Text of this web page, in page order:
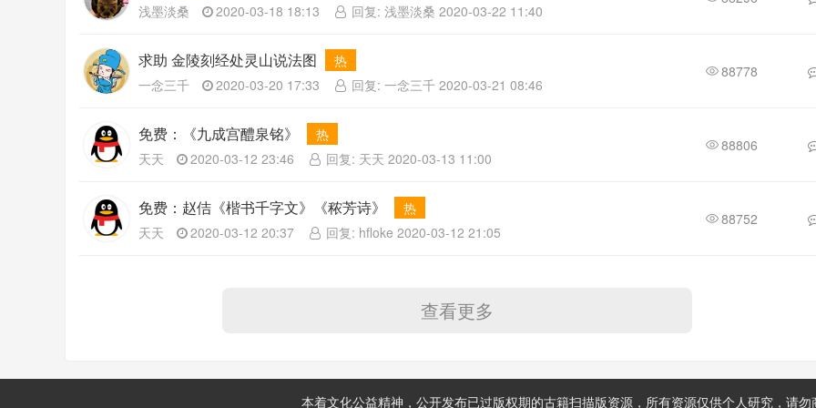
浅墨淡桑
2020-03-18 18:13 回复: 浅墨淡桑 2020-03-22 11:40
求助 金陵刻经处灵山说法图
热
一念三千
2020-03-20 17:33 回复: 一念三千 2020-03-21 08:46
88778
免费：《九成宫醴泉铭》
热
天天
2020-03-12 23:46 回复: 天天 2020-03-13 11:00
88806
免费：赵佶《楷书千字文》《秾芳诗》
热
天天
2020-03-12 20:37 回复: hfloke 2020-03-12 21:05
88752
查看更多
本着文化公益精神，公开发布已过版权期的古籍扫描版资源，所有资源仅供个人研究，请勿